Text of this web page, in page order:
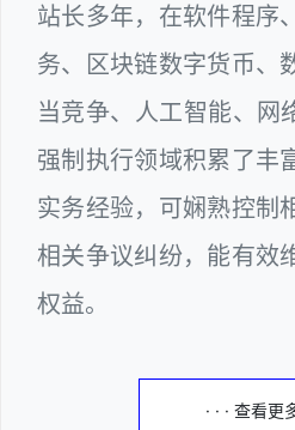
站长多年，在软件程序
务、区块链数字货币、
当竞争、人工智能、网
强制执行领域积累了丰
实务经验，可娴熟控制
相关争议纠纷，能有效
权益。
· · · 查看更